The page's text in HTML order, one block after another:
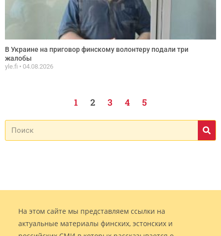
В Украине на приговор финскому волонтеру подали три
жалобы
yle.fi 04.08.2026
1 2 3 4 5
На этом сайте мы представляем ссылки на
актуальные материалы финских, эстонских и